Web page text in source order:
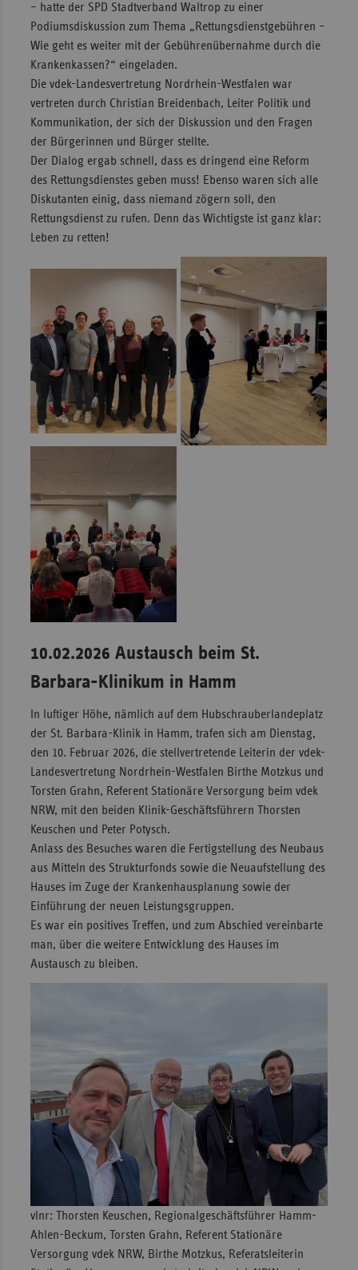
– hatte der SPD Stadtverband Waltrop zu einer
Podiumsdiskussion zum Thema „Rettungsdienstgebühren –
Wie geht es weiter mit der Gebührenübernahme durch die
Krankenkassen?“ eingeladen.
Die vdek-Landesvertretung Nordrhein-Westfalen war
vertreten durch Christian Breidenbach, Leiter Politik und
Kommunikation, der sich der Diskussion und den Fragen
der Bürgerinnen und Bürger stellte.
Der Dialog ergab schnell, dass es dringend eine Reform
des Rettungsdienstes geben muss! Ebenso waren sich alle
Diskutanten einig, dass niemand zögern soll, den
Rettungsdienst zu rufen. Denn das Wichtigste ist ganz klar:
Leben zu retten!
10.02.2026 Austausch beim St.
Barbara-Klinikum in Hamm
In luftiger Höhe, nämlich auf dem Hubschrauberlandeplatz
der St. Barbara-Klinik in Hamm, trafen sich am Dienstag,
den 10. Februar 2026, die stellvertretende Leiterin der vdek-
Landesvertretung Nordrhein-Westfalen Birthe Motzkus und
Torsten Grahn, Referent Stationäre Versorgung beim vdek
NRW, mit den beiden Klinik-Geschäftsführern Thorsten
Keuschen und Peter Potysch.
Anlass des Besuches waren die Fertigstellung des Neubaus
aus Mitteln des Strukturfonds sowie die Neuaufstellung des
Hauses im Zuge der Krankenhausplanung sowie der
Einführung der neuen Leistungsgruppen.
Es war ein positives Treffen, und zum Abschied vereinbarte
man, über die weitere Entwicklung des Hauses im
Austausch zu bleiben.
vlnr: Thorsten Keuschen, Regionalgeschäftsführer Hamm-
Ahlen-Beckum, Torsten Grahn, Referent Stationäre
Versorgung vdek NRW, Birthe Motzkus, Referatsleiterin